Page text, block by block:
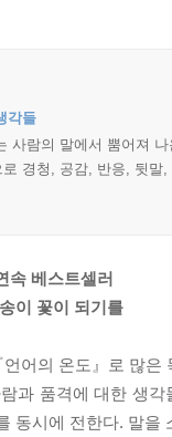
각들
사람의 말에서 뿜어져
경청, 공감, 반응, 뒷
속 베스트셀러
이 꽃이 되기를
어의 온도』로 많
과 품격에 대한 생
동시에 전한다. 말